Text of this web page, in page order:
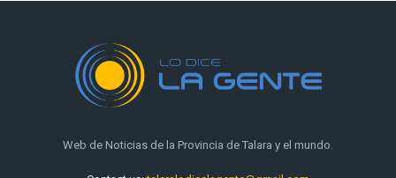
Web de Noticias de la Provincia de Talara y el mundo.